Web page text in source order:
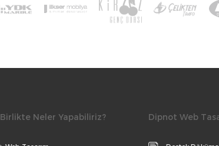
Birlikte Neler Yapabiliriz? Dipnot Web